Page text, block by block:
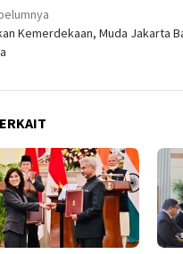
Kemerdekaan, Muda Jakarta